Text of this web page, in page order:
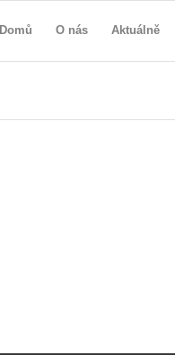
Domů O nás Aktuálně